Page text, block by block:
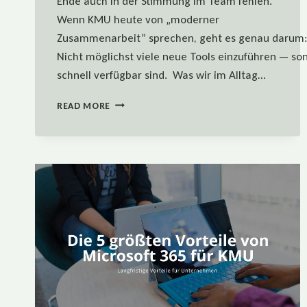
Wenn KMU heute von „moderner
Zusammenarbeit” sprechen, geht es genau darum:
Nicht möglichst viele neue Tools einzuführen —
schnell verfügbar sind. Was wir im Alltag…
READ MORE MODERNE
KMU
WIRKLICH
LOHNT
UND
WAS
NICHT.